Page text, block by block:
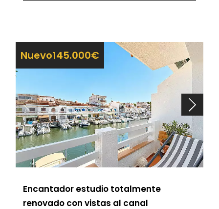
Nuevo145.000€
Encantador estudio totalmente
renovado con vistas al canal